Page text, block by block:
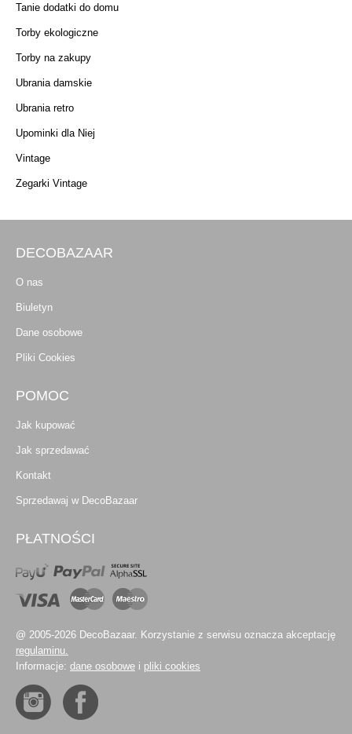
Tanie dodatki do domu
Torby ekologiczne
Torby na zakupy
Ubrania damskie
Ubrania retro
Upominki dla Niej
Vintage
Zegarki Vintage
DECOBAZAAR
O nas
Biuletyn
Dane osobowe
Pliki Cookies
POMOC
Jak kupować
Jak sprzedawać
Kontakt
Sprzedawaj w DecoBazaar
PŁATNOŚCI
@ 2005-2026 DecoBazaar. Korzystanie z serwisu oznacza akceptację
regulaminu.
Informacje: dane osobowe i pliki cookies